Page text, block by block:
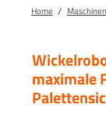
Home /
maximale